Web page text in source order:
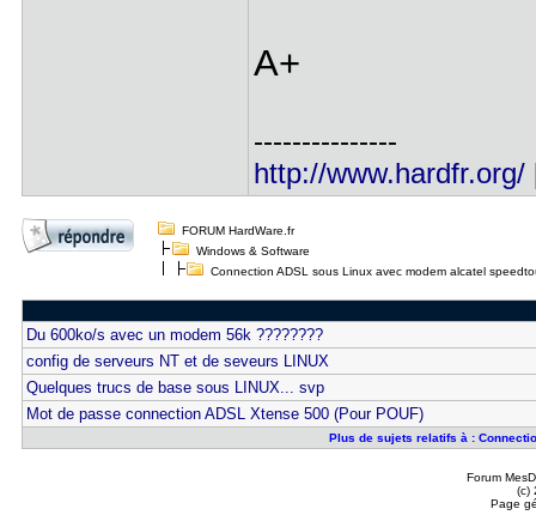
A+
---------------
http://www.hardfr.org/
FORUM HardWare.fr
Windows & Software
Connection ADSL sous Linux avec modem alcatel
Du 600ko/s avec un modem 56k ????????
config de serveurs NT et de seveurs LINUX
Quelques trucs de base sous LINUX... svp
Mot de passe connection ADSL Xtense 500 (Pour POUF)
Plus de sujets relatifs à :
Forum
(c)
Page